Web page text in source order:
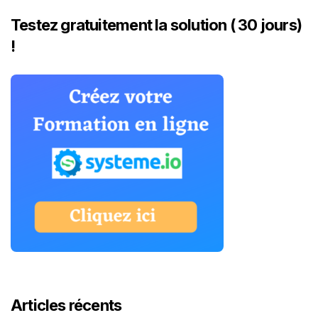
Testez gratuitement la solution ( 30 jours)
!
Articles récents